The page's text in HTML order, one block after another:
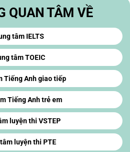
QUAN TÂM VỀ
tâm IELTS
tâm TOEIC
Tiếng Anh giao tiếp
Tiếng Anh trẻ em
luyện thi VSTEP
luyện thi PTE